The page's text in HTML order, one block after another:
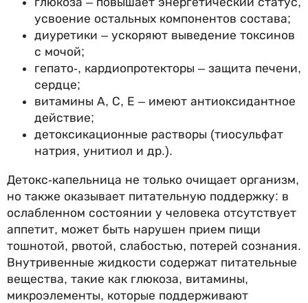
усвоение остальных компонентов состава;
диуретики – ускоряют выведение токсинов
с мочой;
гепато-, кардиопротекторы – защита печени,
сердце;
витамины А, С, Е – имеют антиоксидантное
действие;
детоксикационные растворы (тиосульфат
натрия, унитиол и др.).
Детокс-капельница не только очищает организм,
но также оказывает питательную поддержку: в
ослабленном состоянии у человека отсутствует
аппетит, может быть нарушен прием пищи
тошнотой, рвотой, слабостью, потерей сознания.
Внутривенные жидкости содержат питательные
вещества, такие как глюкоза, витамины,
микроэлементы, которые поддерживают